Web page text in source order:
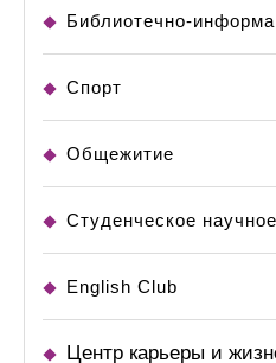
Библиотечно-
Спорт
Общежитие
Студенческое
English Club
Центр карьеры и